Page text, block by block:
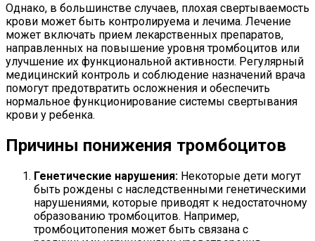
Однако, в большинстве случаев, плохая свертываемость
крови может быть контролируема и лечима. Лечение
может включать прием лекарственных препаратов,
направленных на повышение уровня тромбоцитов или
улучшение их функциональной активности. Регулярный
медицинский контроль и соблюдение назначений врача
помогут предотвратить осложнения и обеспечить
нормальное функционирование системы свертывания
крови у ребенка.
Причины понижения тромбоцитов
Генетические нарушения: Некоторые дети могут
быть рождены с наследственными генетическими
нарушениями, которые приводят к недостаточному
образованию тромбоцитов. Например,
тромбоцитопения может быть связана с